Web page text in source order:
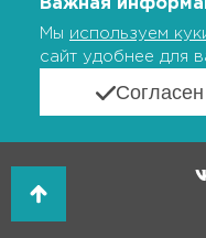
Важная
Мы используем
сайт удобнее для
Согласен